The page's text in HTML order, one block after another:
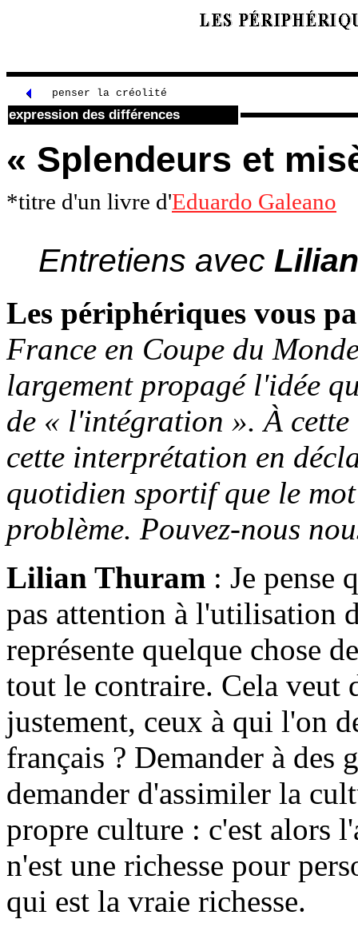
penser la créolité
expression des différences
« Splendeurs et
*titre d'un livre d'Eduardo Galeano
Entretiens avec
Les périphériques vous
France en Coupe du
largement propagé l'idée
de « l'intégration ». À cette
cette interprétation en
quotidien sportif que le
problème. Pouvez-nous
Lilian Thuram : Je pense
pas attention à l'utilisation
représente quelque chose
tout le contraire. Cela
justement, ceux à qui l'on
français ? Demander à des
demander d'assimiler la
propre culture : c'est alors
n'est une richesse pour
qui est la vraie richesse.